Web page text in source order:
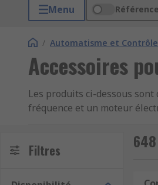
Menu
/ Automatisme et
Accessoires
Les produits ci-dessous
fréquence et un moteur
Rôle de l'installation
Filtres